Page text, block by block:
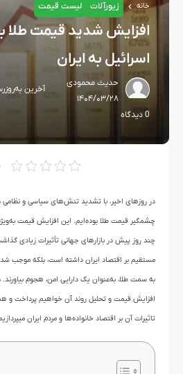
خانه زیورآلات لیست قیمت
افزایش شدید قیمت طلا
اسرائیل به ایران
حدیث محمودی
۱۴۰۴/۰۳/۲۸
آخرین به‌روزرسانی
0 دیدگاه
در روزهای اخیر، با تشدید تنش‌های سیاسی و نظامی
چشمگیر قیمت طلا بوده‌ایم. این افزایش قیمت به‌ویژه
چند روز پیش در بازارهای جهانی تأثیرات زیادی
مستقیم بر اقتصاد ایران داشته است، بلکه موجب
به سمت طلا، به‌عنوان یک دارایی امن، هجوم بیاورند.
افزایش قیمت و تحلیل روند آن خواهیم پرداخت و
تاثیرات آن بر اقتصاد خانواده‌ها و مردم ایران